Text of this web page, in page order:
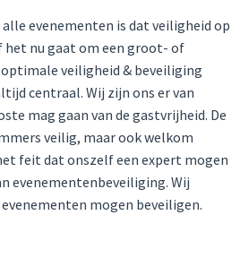
evenementen is dat veiligheid op
het nu gaat om een groot- of
veiligheid & beveiliging
centraal. Wij zijn ons er van
mag gaan van de gastvrijheid. De
veilig, maar ook welkom
feit dat onszelf een expert mogen
evenementenbeveiliging. Wij
mogen beveiligen.